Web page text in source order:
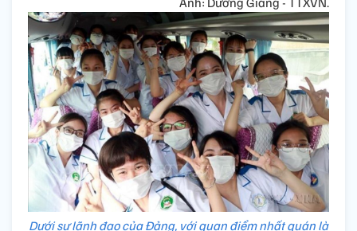
Dưới sự lãnh đạo của Đảng, với quan điểm nhất quán là